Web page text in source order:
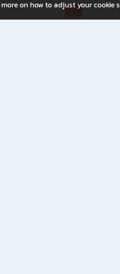
on how to adjust your cookie